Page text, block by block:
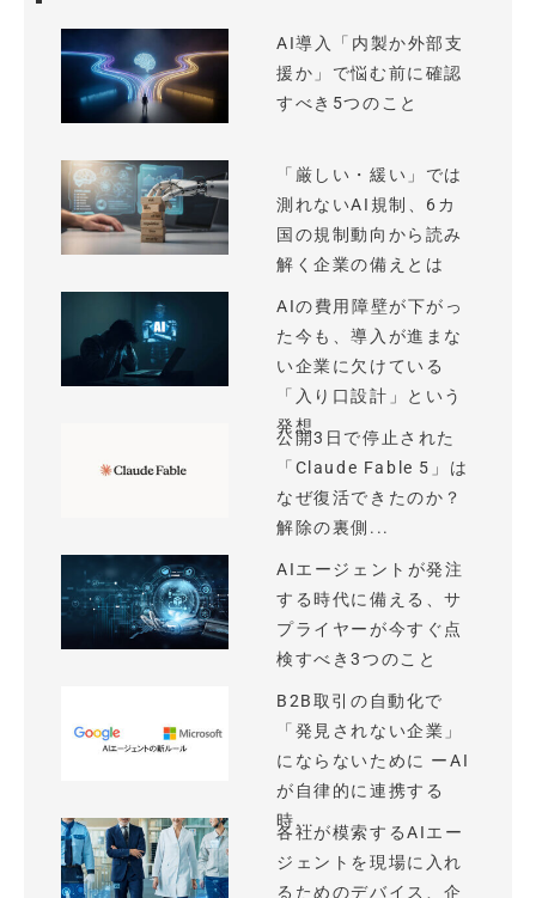
AI導入「内製か外部支
援か」で悩む前に確認
すべき5つのこと
「厳しい・緩い」では
測れないAI規制、6カ
国の規制動向から読み
解く企業の備えとは
AIの費用障壁が下がっ
た今も、導入が進まな
い企業に欠けている
「入り口設計」という
発想
公開3日で停止された
「Claude Fable 5」は
なぜ復活できたのか？
解除の裏側...
AIエージェントが発注
する時代に備える、サ
プライヤーが今すぐ点
検すべき3つのこと
B2B取引の自動化で
「発見されない企業」
にならないために ーAI
が自律的に連携する
時...
各社が模索するAIエー
ジェントを現場に入れ
るためのデバイス、企